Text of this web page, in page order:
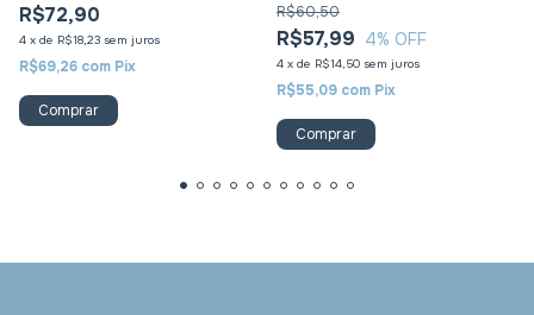
R$72,90
4 x de R$18,23 sem juros
R$69,26 com Pix
R$57,99
R$60,50
4% OFF
4 x de R$14,50 sem juros
R$55,09 com Pix